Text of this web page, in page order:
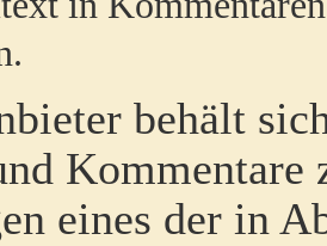
behält
Kommentare
eines der in